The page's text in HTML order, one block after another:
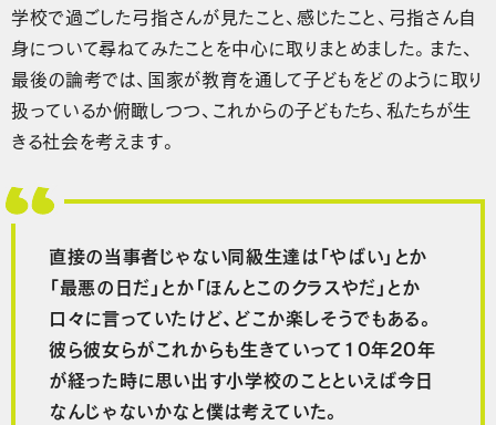
学校で過ごした弓指さんが見たこと、感じたこと、弓指さん自
身について尋ねてみたことを中心に取りまとめました。また、
最後の論考では、国家が教育を通して子どもをどのように取り
扱っているか俯瞰しつつ、これからの子どもたち、私たちが生
きる社会を考えます。
直接の当事者じゃない同級生達は「やばい」とか
「最悪の日だ」とか「ほんとこのクラスやだ」とか
口々に言っていたけど、どこか楽しそうでもある。
彼ら彼女らがこれからも生きていって10年20年
が経った時に思い出す小学校のことといえば今日
なんじゃないかなと僕は考えていた。